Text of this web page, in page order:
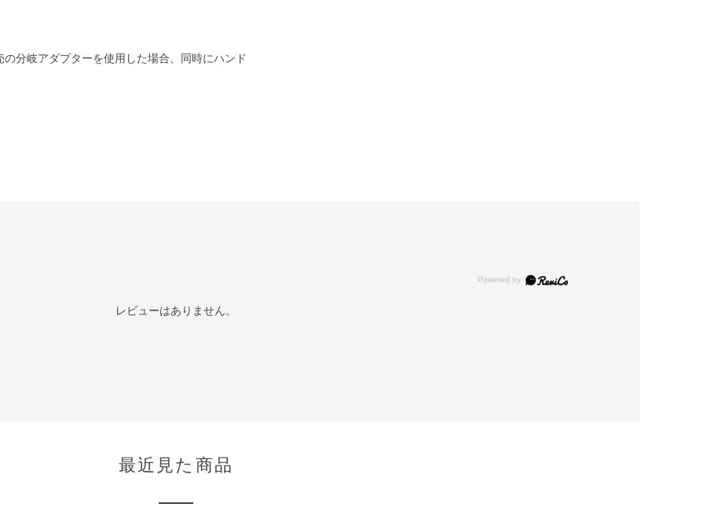
分岐アダプターを使用した場合、同時にハンド
レビューはありません。
最近見た商品